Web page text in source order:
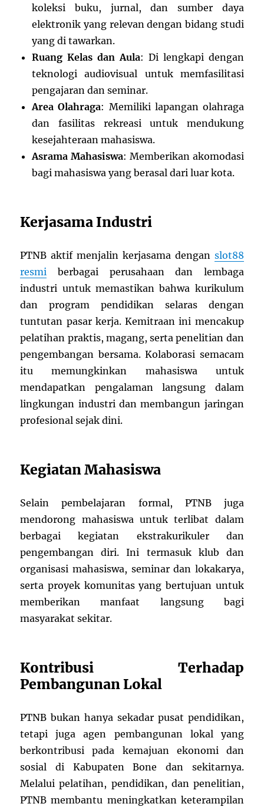
koleksi buku, jurnal, dan sumber daya
elektronik yang relevan dengan bidang studi
yang di tawarkan.
Ruang Kelas dan Aula: Di lengkapi dengan
teknologi audiovisual untuk memfasilitasi
pengajaran dan seminar.
Area Olahraga: Memiliki lapangan olahraga
dan fasilitas rekreasi untuk mendukung
kesejahteraan mahasiswa.
Asrama Mahasiswa: Memberikan akomodasi
bagi mahasiswa yang berasal dari luar kota.
Kerjasama Industri
PTNB aktif menjalin kerjasama dengan slot88
resmi berbagai perusahaan dan lembaga
industri untuk memastikan bahwa kurikulum
dan program pendidikan selaras dengan
tuntutan pasar kerja. Kemitraan ini mencakup
pelatihan praktis, magang, serta penelitian dan
pengembangan bersama. Kolaborasi semacam
itu memungkinkan mahasiswa untuk
mendapatkan pengalaman langsung dalam
lingkungan industri dan membangun jaringan
profesional sejak dini.
Kegiatan Mahasiswa
Selain pembelajaran formal, PTNB juga
mendorong mahasiswa untuk terlibat dalam
berbagai kegiatan ekstrakurikuler dan
pengembangan diri. Ini termasuk klub dan
organisasi mahasiswa, seminar dan lokakarya,
serta proyek komunitas yang bertujuan untuk
memberikan manfaat langsung bagi
masyarakat sekitar.
Kontribusi Terhadap
Pembangunan Lokal
PTNB bukan hanya sekadar pusat pendidikan,
tetapi juga agen pembangunan lokal yang
berkontribusi pada kemajuan ekonomi dan
sosial di Kabupaten Bone dan sekitarnya.
Melalui pelatihan, pendidikan, dan penelitian,
PTNB membantu meningkatkan keterampilan